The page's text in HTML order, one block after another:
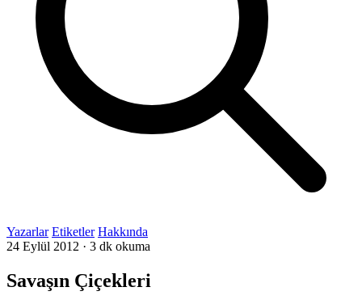
Yazarlar Etiketler Hakkında
24 Eylül 2012 · 3 dk okuma
Savaşın Çiçekleri